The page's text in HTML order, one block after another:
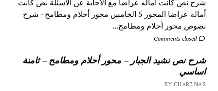
شرح نص كانت أماله عراضا مع الاجابة عن الاسئلة نص كانت
أماله عراضا المحور 5 الخامس محور أحلام ومطامح - شرح
نصوص محور أحلام ومطامح...
Comments closed
شرح نص نشيد الجبار – محور أحلام ومطامح – ثامنة
اساسي
BY CHAR7 NAS